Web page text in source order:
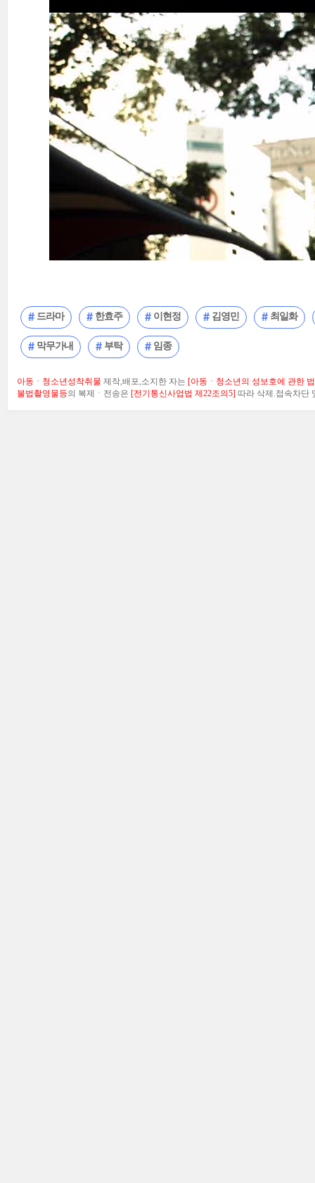
드라마 한효주 이현정 김영민 최일화
막무가내 부탁 임종
아동ㆍ청소년성착취물 제작,배포,소지한 자는 [아동ㆍ청소년의 성보호에 관한
불법촬영물등의 복제ㆍ전송은 [전기통신사업법 제22조의5] 따라 삭제.접속차단